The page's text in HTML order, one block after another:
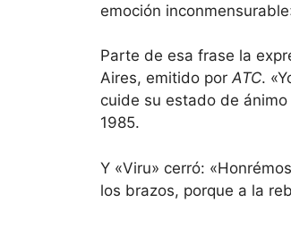
emoción
Parte de esa frase la
Aires, emitido porATC.
cuide su estado de
1985.
Y «Viru» cerró:
los brazos, porque a la